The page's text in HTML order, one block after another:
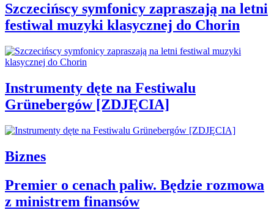
Szczecińscy symfonicy zapraszają na letni
festiwal muzyki klasycznej do Chorin
Instrumenty dęte na Festiwalu
Grünebergów [ZDJĘCIA]
Biznes
Premier o cenach paliw. Będzie rozmowa
z ministrem finansów